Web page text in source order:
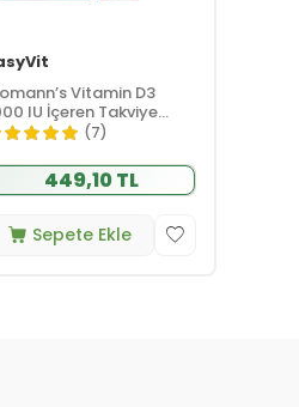
Vitamin D3
IU İçeren Takviye
Gıda 30 Adet
(7)
449,10 TL
Sepete Ekle